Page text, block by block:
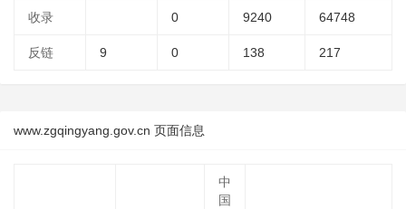
收录 0 9240 64748
反链 9 0 138 217
www.zgqingyang.gov.cn 页面信息
中
国